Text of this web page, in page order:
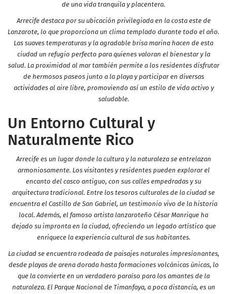
de una vida tranquila y placentera.
Arrecife destaca por su ubicación privilegiada en la costa este de
Lanzarote, lo que proporciona un clima templado durante todo el año.
Las suaves temperaturas y la agradable brisa marina hacen de esta
ciudad un refugio perfecto para quienes valoran el bienestar y la
salud. La proximidad al mar también permite a los residentes disfrutar
de hermosos paseos junto a la playa y participar en diversas
actividades al aire libre, promoviendo así un estilo de vida activo y
saludable.
Un Entorno Cultural y
Naturalmente Rico
Arrecife es un lugar donde la cultura y la naturaleza se entrelazan
armoniosamente. Los visitantes y residentes pueden explorar el
encanto del casco antiguo, con sus calles empedradas y su
arquitectura tradicional. Entre los tesoros culturales de la ciudad se
encuentra el Castillo de San Gabriel, un testimonio vivo de la historia
local. Además, el famoso artista lanzaroteño César Manrique ha
dejado su impronta en la ciudad, ofreciendo un legado artístico que
enriquece la experiencia cultural de sus habitantes.
La ciudad se encuentra rodeada de paisajes naturales impresionantes,
desde playas de arena dorada hasta formaciones volcánicas únicas, lo
que la convierte en un verdadero paraíso para los amantes de la
naturaleza. El Parque Nacional de Timanfaya, a poca distancia, es un